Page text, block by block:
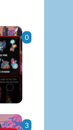
0
3